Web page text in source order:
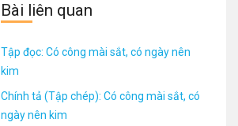
Bài liên quan
Tập đọc: Có công mài sắt, có ngày nên
kim
Chính tả (Tập chép): Có công mài sắt, có
ngày nên kim